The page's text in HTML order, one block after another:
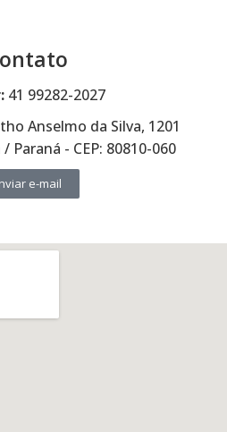
41 99282-2027
Anselmo da Silva, 1201
Paraná - CEP: 80810-060
e-mail